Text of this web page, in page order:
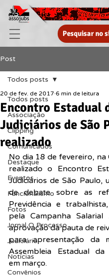
Post
Todos posts
Associação
Clipping
Comunicados
Destaque
Eventos
Funcionalismo
Fotos
Jornal O Processo
Judiciário
Notícias
Convênios
Todos posts
Encontro Estadual
Judiciários de São
realizado
20 de fev. de 2017 6 min de leitura
No dia 18 de fevereiro, na
realizado o Encontro
Judiciários de São Paulo,
de debate sobre as
Previdência e
pela Campanha
aprovação da pauta de
para apresentação da
Assembleia Estadual da
em março.